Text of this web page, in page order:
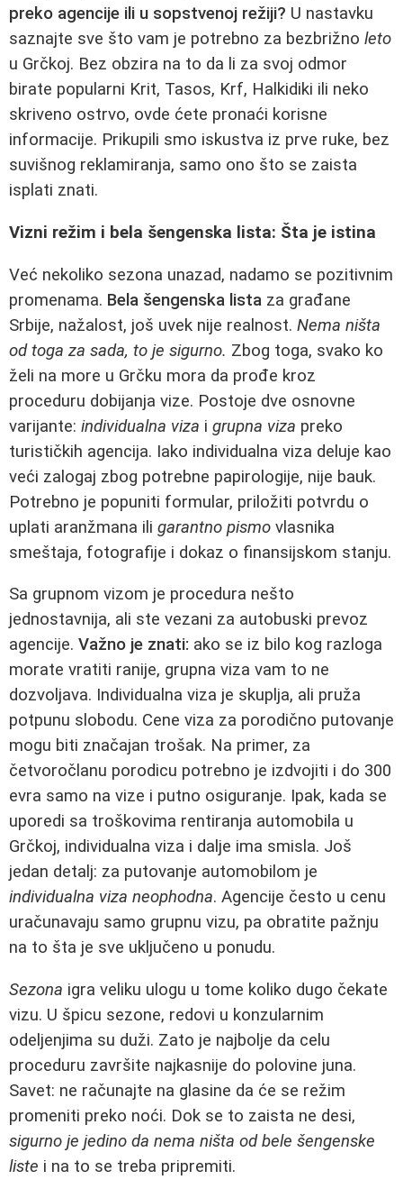
preko agencije ili u sopstvenoj režiji? U nastavku
saznajte sve što vam je potrebno za bezbrižno leto
u Grčkoj. Bez obzira na to da li za svoj odmor
birate popularni Krit, Tasos, Krf, Halkidiki ili neko
skriveno ostrvo, ovde ćete pronaći korisne
informacije. Prikupili smo iskustva iz prve ruke, bez
suvišnog reklamiranja, samo ono što se zaista
isplati znati.
Vizni režim i bela šengenska lista: Šta je istina
Već nekoliko sezona unazad, nadamo se pozitivnim
promenama. Bela šengenska lista za građane
Srbije, nažalost, još uvek nije realnost. Nema ništa
od toga za sada, to je sigurno. Zbog toga, svako ko
želi na more u Grčku mora da prođe kroz
proceduru dobijanja vize. Postoje dve osnovne
varijante: individualna viza i grupna viza preko
turističkih agencija. Iako individualna viza deluje kao
veći zalogaj zbog potrebne papirologije, nije bauk.
Potrebno je popuniti formular, priložiti potvrdu o
uplati aranžmana ili garantno pismo vlasnika
smeštaja, fotografije i dokaz o finansijskom stanju.
Sa grupnom vizom je procedura nešto
jednostavnija, ali ste vezani za autobuski prevoz
agencije. Važno je znati: ako se iz bilo kog razloga
morate vratiti ranije, grupna viza vam to ne
dozvoljava. Individualna viza je skuplja, ali pruža
potpunu slobodu. Cene viza za porodično putovanje
mogu biti značajan trošak. Na primer, za
četvoročlanu porodicu potrebno je izdvojiti i do 300
evra samo na vize i putno osiguranje. Ipak, kada se
uporedi sa troškovima rentiranja automobila u
Grčkoj, individualna viza i dalje ima smisla. Još
jedan detalj: za putovanje automobilom je
individualna viza neophodna. Agencije često u cenu
uračunavaju samo grupnu vizu, pa obratite pažnju
na to šta je sve uključeno u ponudu.
Sezona igra veliku ulogu u tome koliko dugo čekate
vizu. U špicu sezone, redovi u konzularnim
odeljenjima su duži. Zato je najbolje da celu
proceduru završite najkasnije do polovine juna.
Savet: ne računajte na glasine da će se režim
promeniti preko noći. Dok se to zaista ne desi,
sigurno je jedino da nema ništa od bele šengenske
liste i na to se treba pripremiti.